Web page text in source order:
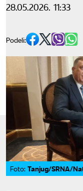
28.05.2026. 11:33
Podeli:
Foto: Tanjug/SRNA/